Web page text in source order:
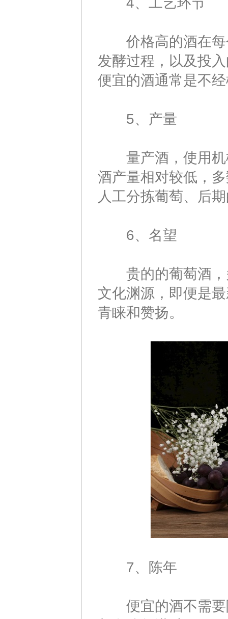
价格高的酒在每
发酵过程，以及投
便宜的酒通常是不
5、产量
量产酒，使用机
酒产量相对较低，
人工分拣葡萄、后
6、名望
贵的的葡萄酒，
文化渊源，即便是
青睐和赞扬。
7、陈年
便宜的酒不需要